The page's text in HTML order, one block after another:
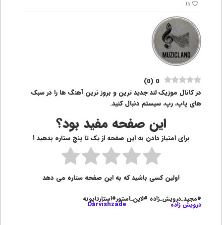
15
0
(
0
)
در کانال موزیک لند جدید ترین و بروز ترین آهنگ ها را در سبک
های پاپ، رپ، سیستم دنبال کنید.
این صفحه مفید بود؟
برای امتیاز دادن به این صفحه از یک تا پنج ستاره بدهید !
اولین کسی باشید که به این صفحه ستاره می دهد
#مجید_درویش_زاده #لاین_استور#استارتاپونه
درویش زاده Darvishzade